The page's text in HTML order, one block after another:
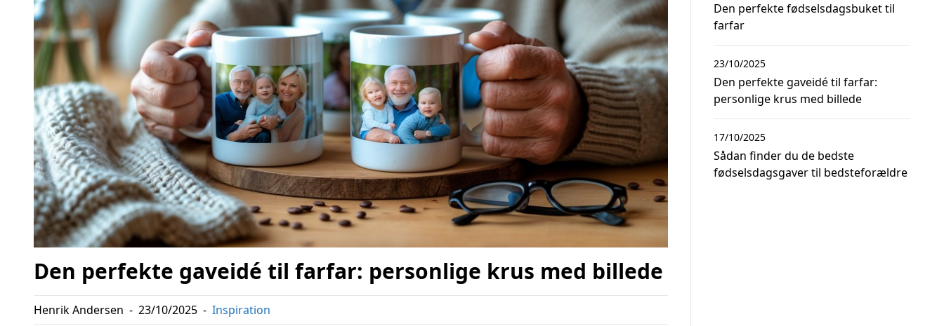
Den perfekte gaveidé til farfar: personlige krus med billede
Henrik Andersen - 23/10/2025 - Inspiration
Den perfekte fødselsdagsbuket til
farfar
Den perfekte gaveidé til farfar:
personlige krus med billede
23/10/2025
Sådan finder du de bedste
fødselsdagsgaver til bedsteforældre
17/10/2025